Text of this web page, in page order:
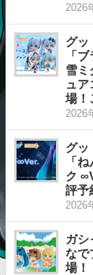
2026
グッ
「
雪ミ
ュア
場！
2026
グッ
「
ク
評予
2026
ガ
なで
場！